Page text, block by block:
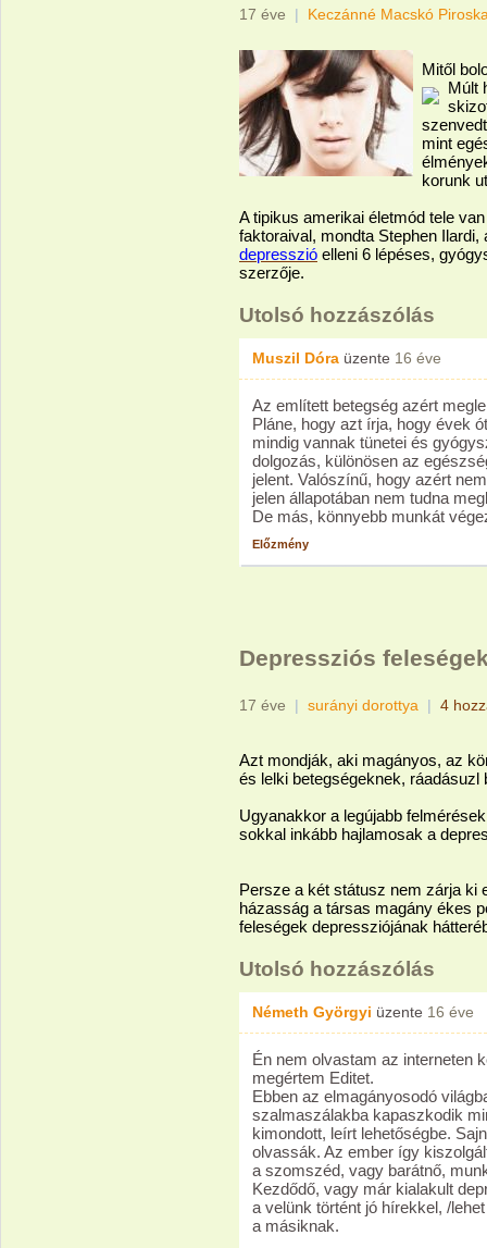
17 éve | Keczánné Macskó
Mitől
Múlt
mint
korunk
A tipikus amerikai életmód tele
faktoraival, mondta Stephen
depresszió elleni 6 lépéses,
szerzője.
Utolsó hozzászólás
Muszil Dóra üzente 16 éve
Az említett betegség azért
Pláne, hogy azt írja, hogy évek
mindig vannak tünetei és
dolgozás, különösen az
jelent. Valószínű, hogy azért
jelen állapotában nem tudna
De más, könnyebb munkát
Előzmény
Depressziós
17 éve | surányi dorottya | 4
Azt mondják, aki magányos, az
és lelki betegségeknek, ráadásuzl
Ugyanakkor a legújabb
sokkal inkább hajlamosak a
Persze a két státusz nem zárja ki
házasság a társas magány ékes
feleségek depressziójának
Utolsó hozzászólás
Németh Györgyi üzente 16 éve
Én nem olvastam az interneten
megértem Editet.
Ebben az elmagányosodó
szalmaszálakba kapaszkodik
kimondott, leírt lehetőségbe.
olvassák. Az ember így
a szomszéd, vagy barátnő,
Kezdődő, vagy már kialakult
a velünk történt jó hírekkel, /
a másiknak.